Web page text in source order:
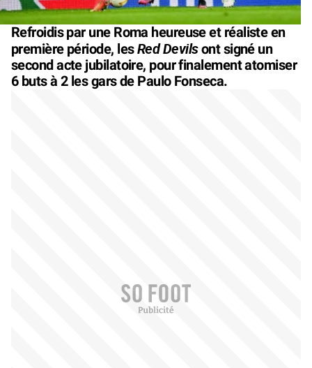
Refroidis par une Roma heureuse et réaliste en
première période, lesRed Devilsont signé un
second acte jubilatoire, pour finalement atomiser
6 buts à 2 les gars de Paulo Fonseca.